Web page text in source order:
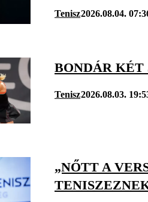
Tenisz2026.08.04.
BONDÁR
Tenisz2026.08.03.
„NŐTT A